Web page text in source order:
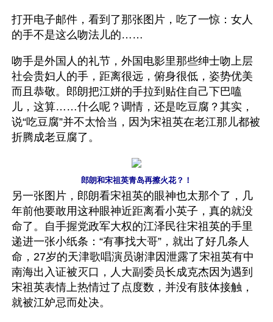
打开电子邮件，看到了那张图片，吃了一惊：女人
的手不是这么吻法儿的……
吻手是外国人的礼节，外国电影里那些绅士吻上层
社会贵妇人的手，距离很远，俯身很低，姿势优美
而且恭敬。郎朗把江姘的手拉到贴住自己下巴嗑
儿，这算……什么呢？调情，还是吃豆腐？其实，
说“吃豆腐”并不太恰当，因为宋祖英在老江那儿都被
折腾成老豆腐了。
郎朗和宋祖英青岛再擦火花？！
另一张图片，郎朗看宋祖英的眼神也太那个了，几
年前他要敢用这种眼神近距离看小英子，真的就没
命了。自手握党政军大权的江泽民往宋祖英的手里
递进一张小纸条：“有事找大哥”，就出了好几条人
命，27岁的天津歌唱演员谢津因泄露了宋祖英有中
南海出入证被灭口，人大副委员长成克杰因为遇到
宋祖英表情上热情过了点度数，并没有肢体接触，
就被江妒忌而处决。